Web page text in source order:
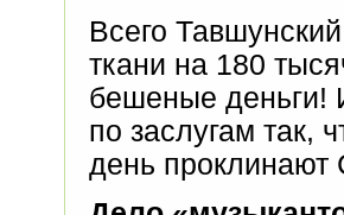
Всего
ткани на 180
бешеные деньги!
по заслугам так,
день проклинают